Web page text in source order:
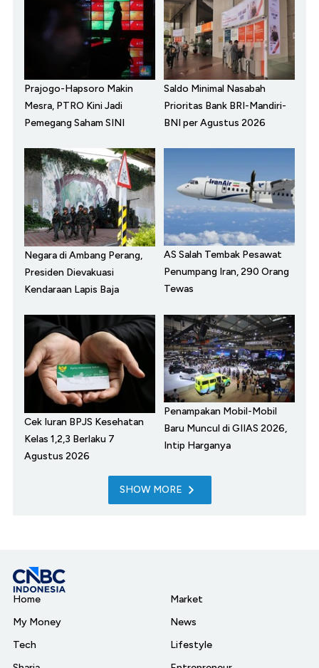
Prajogo-Hapsoro Makin
Mesra, PTRO Kini Jadi
Pemegang Saham SINI
Saldo Minimal Nasabah
Prioritas Bank BRI-Mandiri-
BNI per Agustus 2026
Negara di Ambang Perang,
Presiden Dievakuasi
Kendaraan Lapis Baja
AS Salah Tembak Pesawat
Penumpang Iran, 290 Orang
Tewas
Cek Iuran BPJS Kesehatan
Kelas 1,2,3 Berlaku 7
Agustus 2026
Penampakan Mobil-Mobil
Baru Muncul di GIIAS 2026,
Intip Harganya
SHOW MORE
Home
My Money
Tech
Market
News
Lifestyle